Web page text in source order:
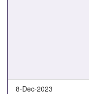
8-Dec-2023